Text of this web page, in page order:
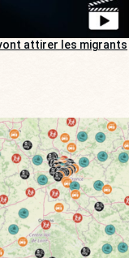
vont attirer les migrants